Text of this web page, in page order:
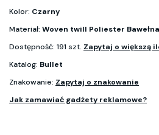
Kolor: Czarny
Materiał: Woven twill Poliester
Dostępność: 191 szt. Zapytaj o większą
Katalog: Bullet
Znakowanie: Zapytaj o znakowanie
Jak zamawiać gadżety reklamowe?